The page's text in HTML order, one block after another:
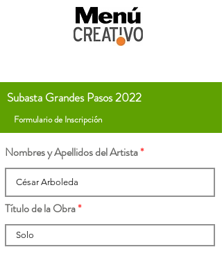
Subasta Grandes Pasos 2022
Formulario de Inscripción
Nombres y Apellidos del Artista
Título de la Obra